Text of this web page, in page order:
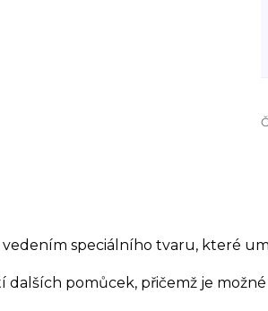
speciálního tvaru, které
pomůcek, přičemž je